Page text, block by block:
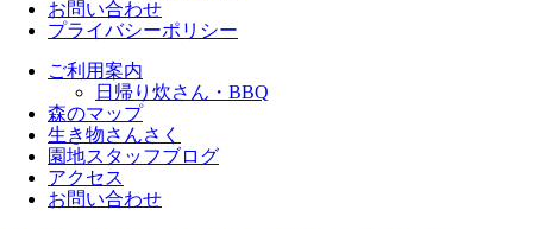
お問い合わせ
プライバシーポリシー
ご利用案内
日帰り炊さん・BBQ
森のマップ
生き物さんさく
園地スタッフブログ
アクセス
お問い合わせ